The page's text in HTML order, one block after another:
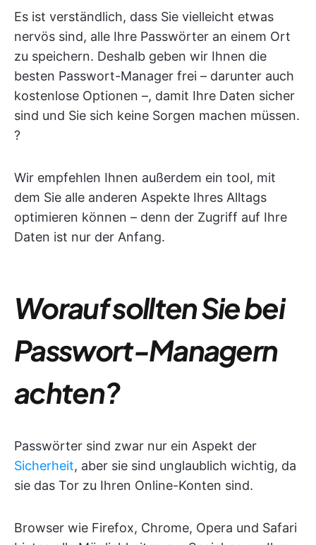
Es ist verständlich, dass Sie vielleicht etwas
nervös sind, alle Ihre Passwörter an einem Ort
zu speichern. Deshalb geben wir Ihnen die
besten Passwort-Manager frei – darunter auch
kostenlose Optionen –, damit Ihre Daten sicher
sind und Sie sich keine Sorgen machen müssen.
?
Wir empfehlen Ihnen außerdem ein tool, mit
dem Sie alle anderen Aspekte Ihres Alltags
optimieren können – denn der Zugriff auf Ihre
Daten ist nur der Anfang.
Worauf sollten Sie bei
Passwort-Managern
achten?
Passwörter sind zwar nur ein Aspekt der
Sicherheit, aber sie sind unglaublich wichtig, da
sie das Tor zu Ihren Online-Konten sind.
Browser wie Firefox, Chrome, Opera und Safari